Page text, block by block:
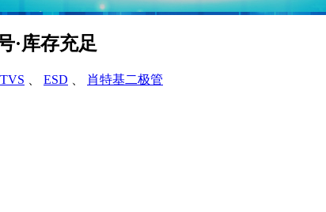
·库存充足
TVS ESD 肖特基二极管